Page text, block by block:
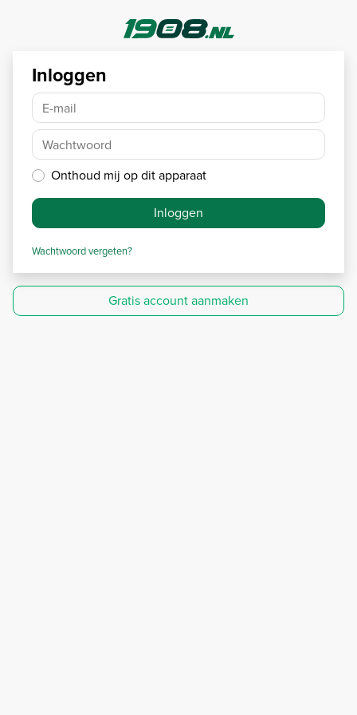
Inloggen
E-mail
Wachtwoord
Onthoud mij op dit apparaat
Inloggen
Wachtwoord vergeten?
Gratis account aanmaken